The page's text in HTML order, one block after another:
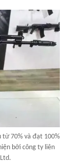
70% và đạt 100%
bởi công ty liên